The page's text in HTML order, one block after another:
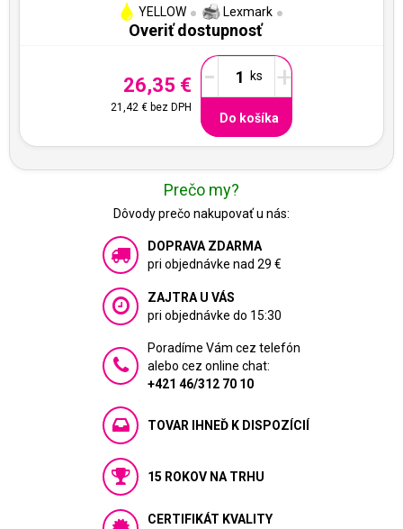
YELLOW Lexmark
Overiť dostupnosť
26,35 €
21,42 € bez DPH
- +
Do košíka
Prečo my?
Dôvody prečo nakupovať u nás:
DOPRAVA ZDARMA
pri objednávke nad 29 €
ZAJTRA U VÁS
pri objednávke do 15:30
Poradíme Vám cez telefón
alebo cez online chat:
+421 46/312 70 10
TOVAR IHNEĎ K DISPOZÍCIÍ
15 ROKOV NA TRHU
CERTIFIKÁT KVALITY